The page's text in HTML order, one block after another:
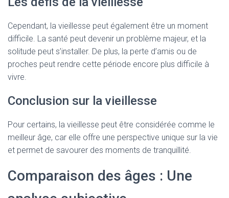
Cependant, la vieillesse peut également être un moment
difficile. La santé peut devenir un problème majeur, et la
solitude peut s’installer. De plus, la perte d’amis ou de
proches peut rendre cette période encore plus difficile à
vivre.
Conclusion sur la vieillesse
Pour certains, la vieillesse peut être considérée comme le
meilleur âge, car elle offre une perspective unique sur la vie
et permet de savourer des moments de tranquillité.
Comparaison des âges : Une